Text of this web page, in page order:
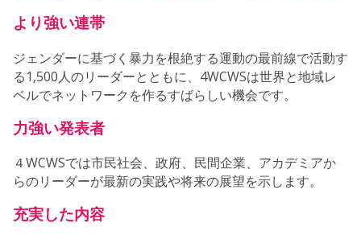
より強い連帯
ジェンダーに基づく暴力を根絶する運動の最前線で活動す
る1,500人のリーダーとともに、4WCWSは世界と地域レ
ベルでネットワークを作るすばらしい機会です。
力強い発表者
４WCWSでは市民社会、政府、民間企業、アカデミアか
らのリーダーが最新の実践や将来の展望を示します。
充実した内容